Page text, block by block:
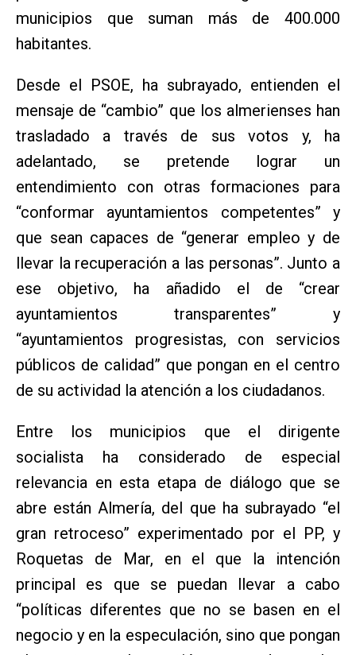
municipios que suman más de 400.000
habitantes.
Desde el PSOE, ha subrayado, entienden el
mensaje de “cambio” que los almerienses han
trasladado a través de sus votos y, ha
adelantado, se pretende lograr un
entendimiento con otras formaciones para
“conformar ayuntamientos competentes” y
que sean capaces de “generar empleo y de
llevar la recuperación a las personas”. Junto a
ese objetivo, ha añadido el de “crear
ayuntamientos transparentes” y
“ayuntamientos progresistas, con servicios
públicos de calidad” que pongan en el centro
de su actividad la atención a los ciudadanos.
Entre los municipios que el dirigente
socialista ha considerado de especial
relevancia en esta etapa de diálogo que se
abre están Almería, del que ha subrayado “el
gran retroceso” experimentado por el PP, y
Roquetas de Mar, en el que la intención
principal es que se puedan llevar a cabo
“políticas diferentes que no se basen en el
negocio y en la especulación, sino que pongan